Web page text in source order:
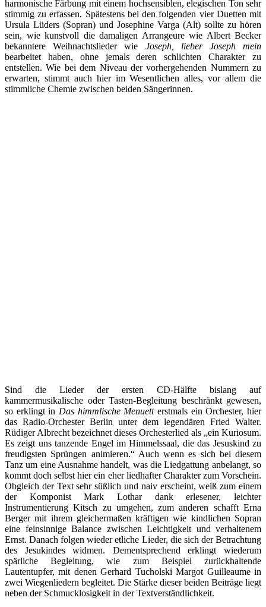
harmonische Färbung mit einem hochsensiblen, elegischen Ton sehr
stimmig zu erfassen. Spätestens bei den folgenden vier Duetten mit
Ursula Lüders (Sopran) und Josephine Varga (Alt) sollte zu hören
sein, wie kunstvoll die damaligen Arrangeure wie Albert Becker
bekanntere Weihnachtslieder wie Joseph, lieber Joseph mein
bearbeitet haben, ohne jemals deren schlichten Charakter zu
entstellen. Wie bei dem Niveau der vorhergehenden Nummern zu
erwarten, stimmt auch hier im Wesentlichen alles, vor allem die
stimmliche Chemie zwischen beiden Sängerinnen.
Sind die Lieder der ersten CD-Hälfte bislang auf
kammermusikalische oder Tasten-Begleitung beschränkt gewesen,
so erklingt in Das himmlische Menuetterstmals ein Orchester, hier
das Radio-Orchester Berlin unter dem legendären Fried Walter.
Rüdiger Albrecht bezeichnet dieses Orchesterlied als „ein Kuriosum.
Es zeigt uns tanzende Engel im Himmelssaal, die das Jesuskind zu
freudigsten Sprüngen animieren.“ Auch wenn es sich bei diesem
Tanz um eine Ausnahme handelt, was die Liedgattung anbelangt, so
kommt doch selbst hier ein eher liedhafter Charakter zum Vorschein.
Obgleich der Text sehr süßlich und naiv erscheint, weiß zum einem
der Komponist Mark Lothar dank erlesener, leichter
Instrumentierung Kitsch zu umgehen, zum anderen schafft Erna
Berger mit ihrem gleichermaßen kräftigen wie kindlichen Sopran
eine feinsinnige Balance zwischen Leichtigkeit und verhaltenem
Ernst. Danach folgen wieder etliche Lieder, die sich der Betrachtung
des Jesukindes widmen. Dementsprechend erklingt wiederum
spärliche Begleitung, wie zum Beispiel zurückhaltende
Lautentupfer, mit denen Gerhard Tucholski Margot Guilleaume in
zwei Wiegenliedern begleitet. Die Stärke dieser beiden Beiträge liegt
neben der Schmucklosigkeit in der Textverständlichkeit.